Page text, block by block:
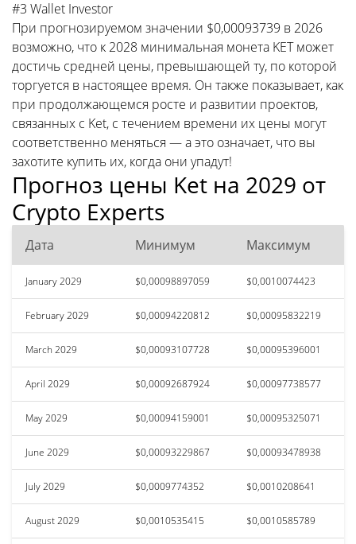
#3 Wallet Investor
При прогнозируемом значении $0,00093739 в 2026
возможно, что к 2028 минимальная монета KET может
достичь средней цены, превышающей ту, по которой
торгуется в настоящее время. Он также показывает, как
при продолжающемся росте и развитии проектов,
связанных с Ket, с течением времени их цены могут
соответственно меняться — а это означает, что вы
захотите купить их, когда они упадут!
Прогноз цены Ket на 2029 от
Crypto Experts
Дата Минимум Максимум
January 2029 $0,00098897059 $0,0010074423
February 2029 $0,00094220812 $0,00095832219
March 2029 $0,00093107728 $0,00095396001
April 2029 $0,00092687924 $0,00097738577
May 2029 $0,00094159001 $0,00095325071
June 2029 $0,00093229867 $0,00093478938
July 2029 $0,0009774352 $0,0010208641
August 2029 $0,0010535415 $0,0010585789